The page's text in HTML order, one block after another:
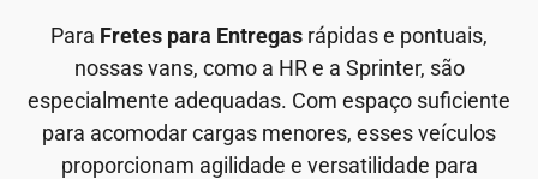
Para Fretes para Entregas rápidas e pontuais,
nossas vans, como a HR e a Sprinter, são
especialmente adequadas. Com espaço suficiente
para acomodar cargas menores, esses veículos
proporcionam agilidade e versatilidade para